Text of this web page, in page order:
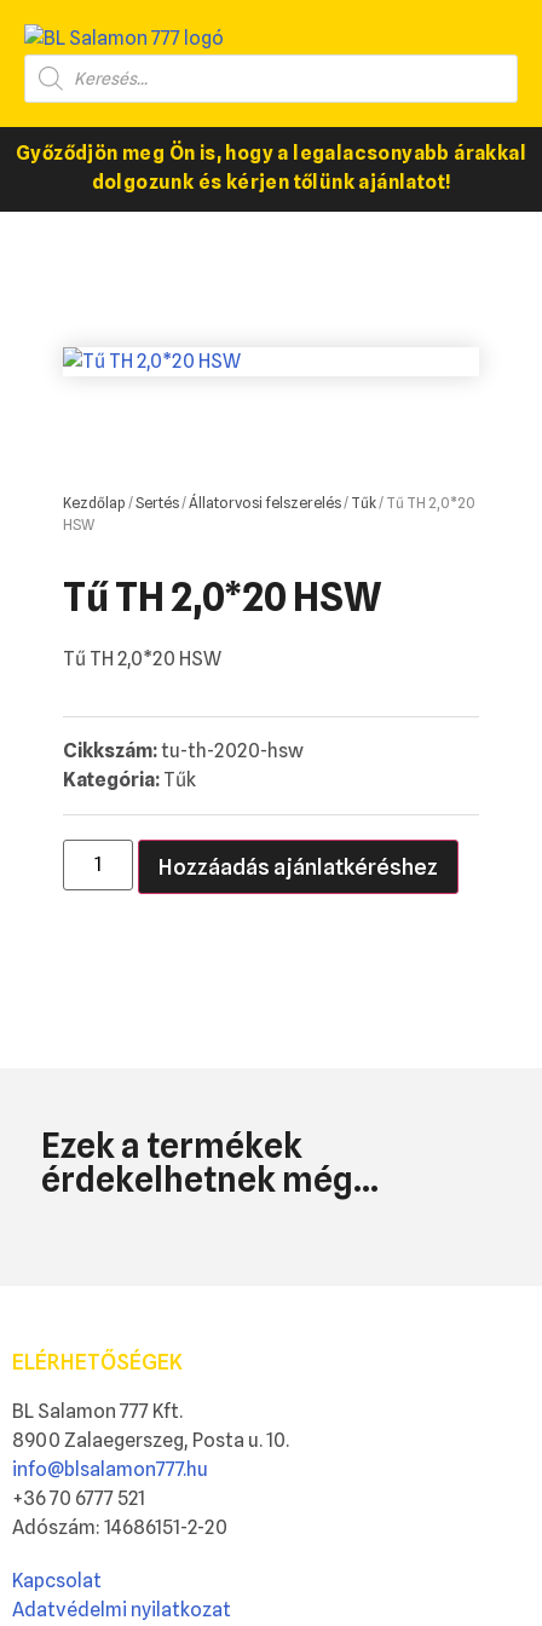
Győződjön meg Ön is, hogy a legalacsonyabb árakkal
dolgozunk és kérjen tőlünk ajánlatot!
Kezdőlap /Sertés/Állatorvosi felszerelés/ Tűk/ Tű TH 2,0*20
HSW
Tű TH 2,0*20 HSW
Tű TH 2,0*20 HSW
Cikkszám:tu-th-2020-hsw
Kategória: Tűk
Hozzáadás ajánlatkéréshez
Ezek a termékek
érdekelhetnek még...
ELÉRHETŐSÉGEK
BL Salamon 777 Kft.
8900 Zalaegerszeg, Posta u. 10.
info@blsalamon777.hu
+36 70 6777 521
Adószám: 14686151-2-20
Kapcsolat
Adatvédelmi nyilatkozat